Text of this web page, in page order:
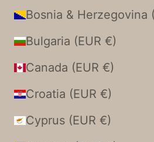
Bulgaria (EUR €)
Canada (EUR €)
Croatia (EUR €)
Cyprus (EUR €)